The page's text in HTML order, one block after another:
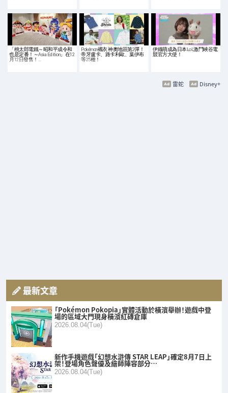
「桃太郎電鐵～昭和平成令和
也是定番！～Asia Edition」在12
月12日發售！…
Pokémon襯衣 神奧地區第2彈！
帝牙盧卡、路卡利歐、葉伊布
等25種！
伊織萌成為日本LoL激鬥峽谷電
競官方大使！
Disney+
雷蛇
最新文章
「Pokémon Pokopia」實體活動於橫濱舉辦！遊戲中登
場的區域大門現身橫濱紅磚倉庫
2026.08.04(Tue)
新作手機遊戲「幻想水滸傳 STAR LEAP」確定8月7日上
架！登場角色聲優及繪師陣容部分…
2026.08.04(Tue)